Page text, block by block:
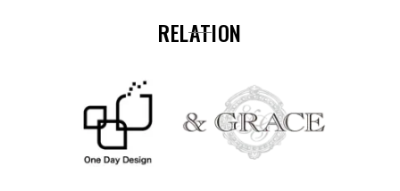
RELATION